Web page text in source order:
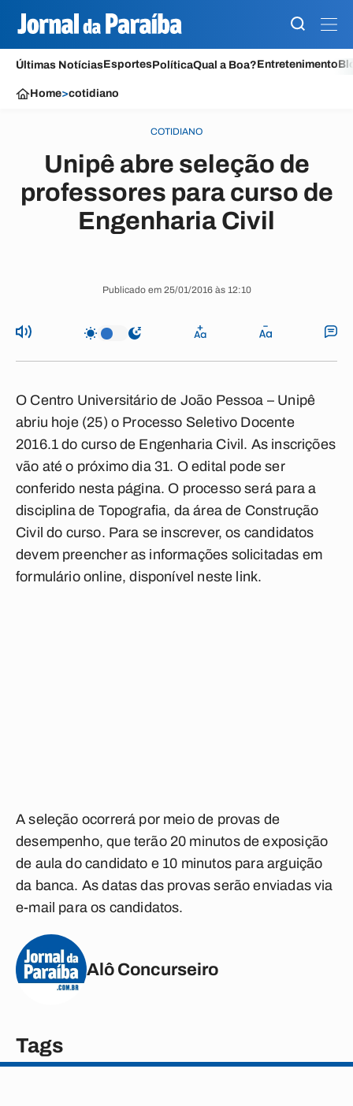
Últimas NotíciasEsportesPolíticaQual a Boa?Entretenimento
Home>cotidiano
COTIDIANO
Unipê abre seleção de
professores para curso de
Engenharia Civil
Publicado em 25/01/2016 às 12:10
O Centro Universitário de João Pessoa – Unipê
abriu hoje (25) o Processo Seletivo Docente
2016.1 do curso de Engenharia Civil. As inscrições
vão até o próximo dia 31. O edital pode ser
conferido nesta página. O processo será para a
disciplina de Topografia, da área de Construção
Civil do curso. Para se inscrever, os candidatos
devem preencher as informações solicitadas em
formulário online, disponível neste link.
A seleção ocorrerá por meio de provas de
desempenho, que terão 20 minutos de exposição
de aula do candidato e 10 minutos para arguição
da banca. As datas das provas serão enviadas via
e-mail para os candidatos.
Alô Concurseiro
Tags